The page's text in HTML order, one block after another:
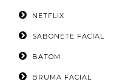
NETFLIX
SABONETE FACIAL
BATOM
BRUMA FACIAL